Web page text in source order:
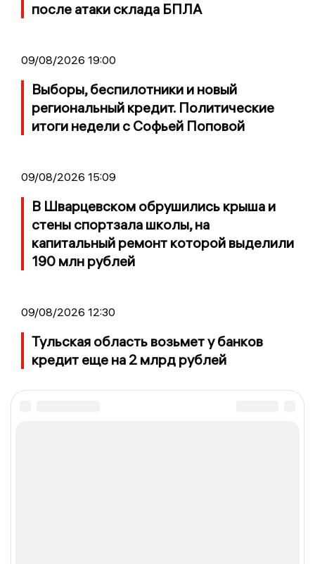
после атаки склада БПЛА
09/08/2026 19:00
Выборы, беспилотники и новый
региональный кредит. Политические
итоги недели с Софьей Поповой
09/08/2026 15:09
В Шварцевском обрушились крыша и
стены спортзала школы, на
капитальный ремонт которой выделили
190 млн рублей
09/08/2026 12:30
Тульская область возьмет у банков
кредит еще на 2 млрд рублей